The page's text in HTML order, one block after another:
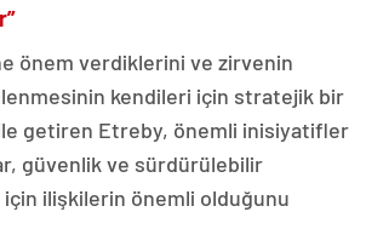
önem verdiklerini ve zirvenin
kendileri için stratejik bir
getiren Etreby, önemli inisiyatifler
güvenlik ve sürdürülebilir
ilişkilerin önemli olduğunu